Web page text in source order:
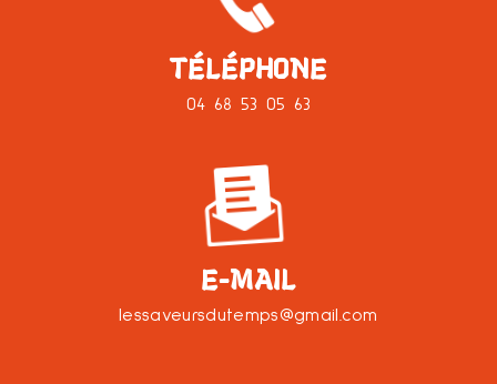
TÉLÉPHONE
04 68 53 05 63
E-MAIL
lessaveursdutemps@gmail.com